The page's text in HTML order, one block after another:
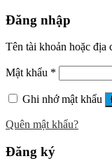
Đăng nhập
Tên tài khoản hoặc địa
Mật khẩu *
Ghi nhớ mật khẩu
Quên mật khẩu?
Đăng ký